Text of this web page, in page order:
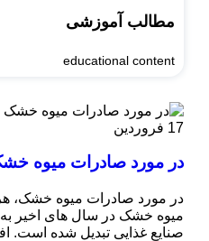
مطالب آموزشی
educational content
17 فروردین
در مورد صادرات میوه
در مورد صادرات میوه خشک، هر
میوه خشک در سال ‌های اخیر به
صنایع غذایی تبدیل شده است.